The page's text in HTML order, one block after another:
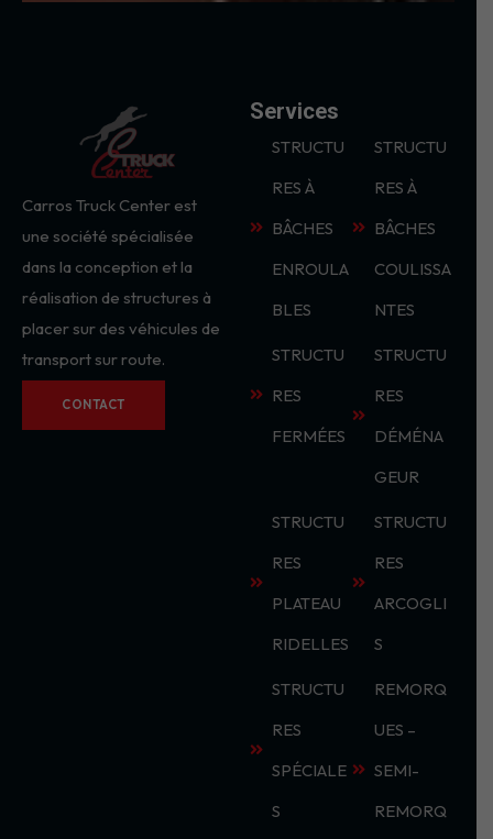
Carros Truck Center est
une société spécialisée
dans la conception et la
réalisation de structures à
placer sur des véhicules de
transport sur route.
CONTACT
Services
STRUCTU
RES À
BÂCHES
ENROULA
BLES
STRUCTU
RES À
BÂCHES
COULISSA
NTES
STRUCTU
RES
FERMÉES
STRUCTU
RES
DÉMÉNA
GEUR
STRUCTU
RES
PLATEAU
RIDELLES
STRUCTU
RES
ARCOGLI
S
STRUCTU
RES
SPÉCIALE
S
REMORQ
UES –
SEMI-
REMORQ